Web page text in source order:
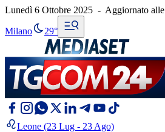
Lunedì 6 Ottobre 2025 - Aggiornato alle
Milano 29°
Leone (23 Lug - 23 Ago)